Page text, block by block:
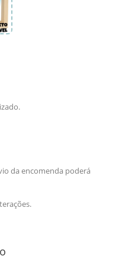
da encomenda poderá